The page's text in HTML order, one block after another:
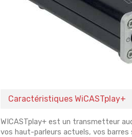
Caractéristiques WiCASTplay+
WICASTplay+ est un transmetteur
vos haut-parleurs actuels, vos